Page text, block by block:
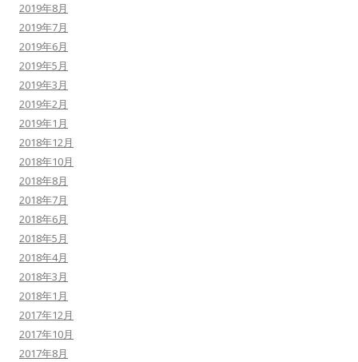
2019年8月
2019年7月
2019年6月
2019年5月
2019年3月
2019年2月
2019年1月
2018年12月
2018年10月
2018年8月
2018年7月
2018年6月
2018年5月
2018年4月
2018年3月
2018年1月
2017年12月
2017年10月
2017年8月